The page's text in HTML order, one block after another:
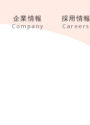
企業情報
Company
採用情報
Careers